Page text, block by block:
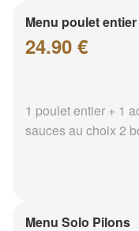
Menu poulet entier
24.90 €
1 poulet entier + 1
sauces au choix 2
Menu Solo Pilons